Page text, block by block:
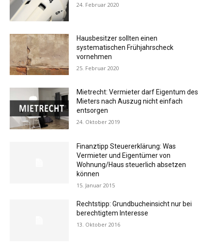
24. Februar 2020
Hausbesitzer sollten einen
systematischen Frühjahrscheck
vornehmen
25. Februar 2020
Mietrecht: Vermieter darf Eigentum des
Mieters nach Auszug nicht einfach
entsorgen
24. Oktober 2019
Finanztipp Steuererklärung: Was
Vermieter und Eigentümer von
Wohnung/Haus steuerlich absetzen
können
15. Januar 2015
Rechtstipp: Grundbucheinsicht nur bei
berechtigtem Interesse
13. Oktober 2016